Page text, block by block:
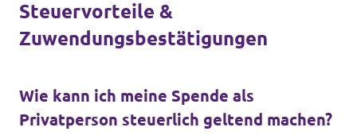
Steuervorteile &
Zuwendungsbestätigungen
Wie kann ich meine Spende als
Privatperson steuerlich geltend machen?